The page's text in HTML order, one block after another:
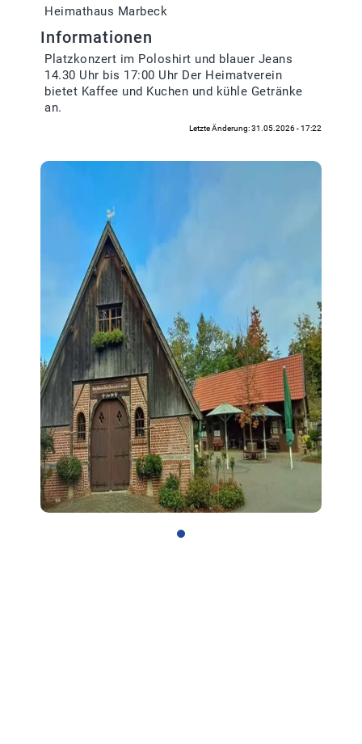
Heimathaus Marbeck
Informationen
Platzkonzert im Poloshirt und blauer Jeans
14.30 Uhr bis 17:00 Uhr Der Heimatverein
bietet Kaffee und Kuchen und kühle Getränke
an.
Letzte Änderung: 31.05.2026 - 17:22